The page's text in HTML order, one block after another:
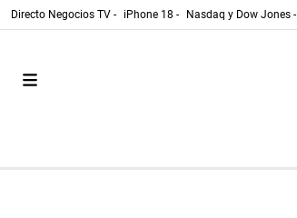
Directo Negocios TV - iPhone 18 - Nasdaq y Dow Jones -